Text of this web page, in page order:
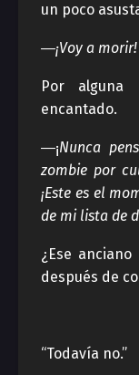
un poco
―¡Voy a morir!
Por alguna
encantado.
―¡Nunca
zombie por
¡Este es el
de mi lista de
¿Ese
después de
“Todavía no.”